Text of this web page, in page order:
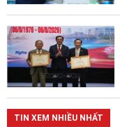
TIN XEM NHIỀU NHẤT